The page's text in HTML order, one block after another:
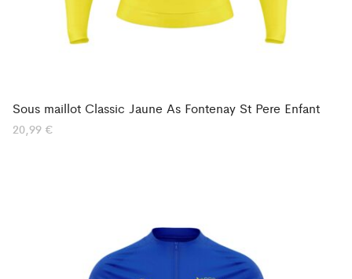
Sous maillot Classic Jaune As Fontenay St Pere Enfant
20,99 €